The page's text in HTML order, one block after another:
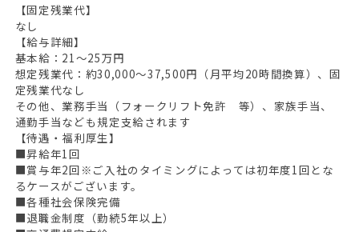
【固定残業代】
なし
【給与詳細】
基本給：21～25万円
想定残業代：約30,000～37,500円（月平均20時間換算）、固
定残業代なし
その他、業務手当（フォークリフト免許 等）、家族手当、
通勤手当なども規定支給されます
【待遇・福利厚生】
■昇給年1回
■賞与年2回※ご入社のタイミングによっては初年度1回とな
るケースがございます。
■各種社会保険完備
■退職金制度（勤続5年以上）